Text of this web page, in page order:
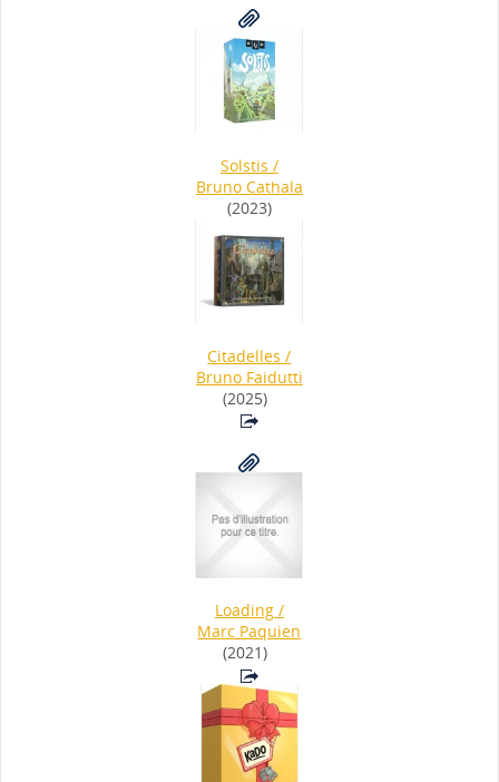
Solstis /
Bruno Cathala
(2023)
Citadelles /
Bruno Faidutti
(2025)
Loading/
Marc Paquien
(2021)